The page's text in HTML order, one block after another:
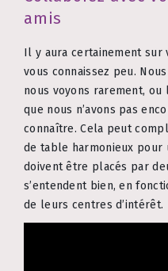
amis
Il y aura certainement sur
vous connaissez peu.
nous voyons rarement,
que nous n’avons pas
connaître. Cela peut
de table harmonieux pour
doivent être placés par
s’entendent bien, en
de leurs centres d’intérêt.